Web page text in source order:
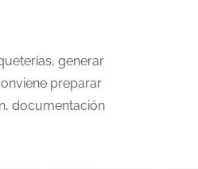
generar
preparar
documentación